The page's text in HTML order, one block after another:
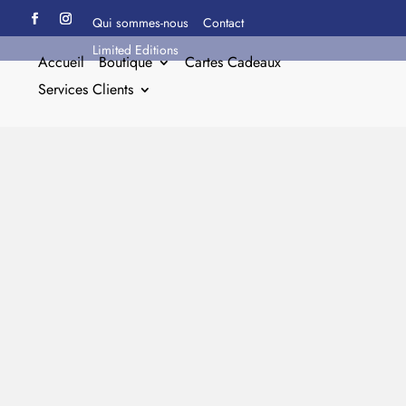
Qui sommes-nous
Contact
Limited Editions
Accueil Boutique
Cartes Cadeaux
Services Clients